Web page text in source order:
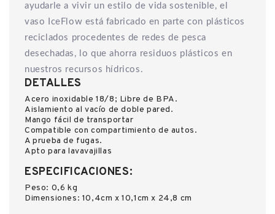
ayudarle a vivir un estilo de vida sostenible, el
vaso IceFlow está fabricado en parte con plásticos
reciclados procedentes de redes de pesca
desechadas, lo que ahorra residuos plásticos en
nuestros recursos hídricos.
DETALLES
Acero inoxidable 18/8; Libre de BPA.
Aislamiento al vacío de doble pared.
Mango fácil de transportar
Compatible con compartimiento de autos.
A prueba de fugas.
Apto para lavavajillas
ESPECIFICACIONES:
Peso: 0,6 kg
Dimensiones: 10,4cm x 10,1cm x 24,8 cm